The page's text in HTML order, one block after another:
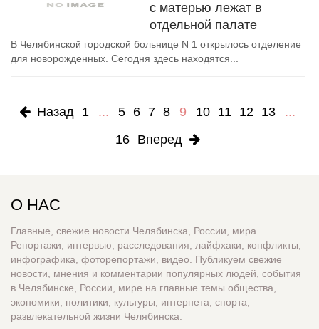
с матерью лежат в
отдельной палате
В Челябинской городской больнице N 1 открылось отделение
для новорожденных. Сегодня здесь находятся...
Назад 1 ... 5 6 7 8 9 10 11 12 13
...
16 Вперед
О НАС
Главные, свежие новости Челябинска, России, мира.
Репортажи, интервью, расследования, лайфхаки, конфликты,
инфографика, фоторепортажи, видео. Публикуем свежие
новости, мнения и комментарии популярных людей, события
в Челябинске, России, мире на главные темы общества,
экономики, политики, культуры, интернета, спорта,
развлекательной жизни Челябинска.